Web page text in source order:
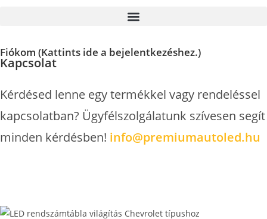
Fiókom (Kattints ide a bejelentkezéshez.)
Kapcsolat
Kérdésed lenne egy termékkel vagy rendeléssel
kapcsolatban? Ügyfélszolgálatunk szívesen segít
minden kérdésben! info@premiumautoled.hu